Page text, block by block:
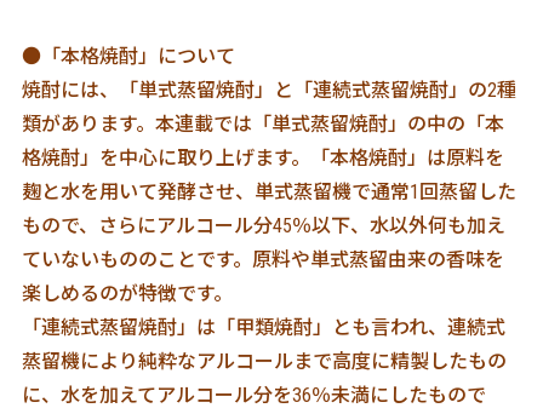
●「本格焼酎」について
焼酎には、「単式蒸留焼酎」と「連続式蒸留焼酎」の2種
類があります。本連載では「単式蒸留焼酎」の中の「本
格焼酎」を中心に取り上げます。「本格焼酎」は原料を
麹と水を用いて発酵させ、単式蒸留機で通常1回蒸留した
もので、さらにアルコール分45％以下、水以外何も加え
ていないもののことです。原料や単式蒸留由来の香味を
楽しめるのが特徴です。
「連続式蒸留焼酎」は「甲類焼酎」とも言われ、連続式
蒸留機により純粋なアルコールまで高度に精製したもの
に、水を加えてアルコール分を36％未満にしたもので